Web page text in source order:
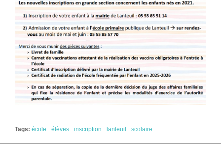
Tags: école élèves inscription lanteuil scolaire